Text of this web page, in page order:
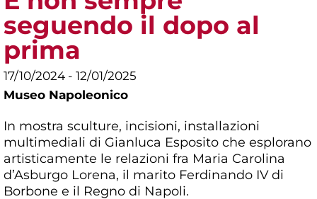
seguendo il dopo al
prima
17/10/2024 - 12/01/2025
Museo Napoleonico
In mostra sculture, incisioni, installazioni
multimediali di Gianluca Esposito che esplorano
artisticamente le relazioni fra Maria Carolina
d’Asburgo Lorena, il marito Ferdinando IV di
Borbone e il Regno di Napoli.